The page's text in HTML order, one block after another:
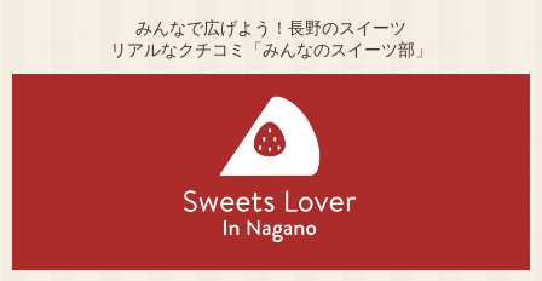
みんなで広げよう！長野のスイーツ
リアルなクチコミ「みんなのスイーツ部」